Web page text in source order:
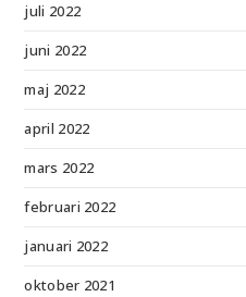
juli 2022
juni 2022
maj 2022
april 2022
mars 2022
februari 2022
januari 2022
oktober 2021